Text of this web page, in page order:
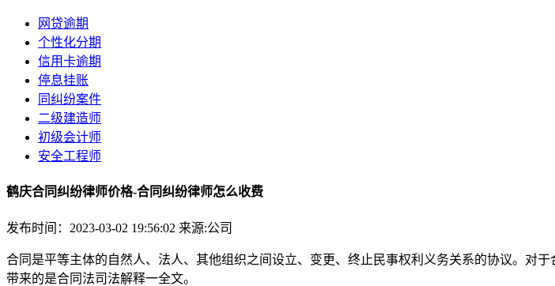
网贷逾期
个性化分期
信用卡逾期
停息挂账
同纠纷案件
二级建造师
初级会计师
安全工程师
鹤庆合同纠纷律师价格-合同纠纷律师怎么收费
发布时间：2023-03-02 19:56:02 来源:公司
合同是平等主体的自然人、法人、其他组织之间设立、变更、终止民事权利义务关系的协议。对
带来的是合同法司法解释一全文。